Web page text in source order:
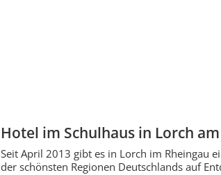
Hotel im Schulhaus in Lorch
Seit April 2013 gibt es in Lorch im Rheingau
der schönsten Regionen Deutschlands auf